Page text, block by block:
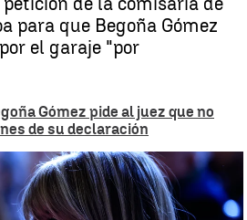
para que Begoña Gómez
el garaje "por
Gómez pide al juez que no
de su declaración
para que Begoña Gómez entre al juzgado
por el garaje |
EFE